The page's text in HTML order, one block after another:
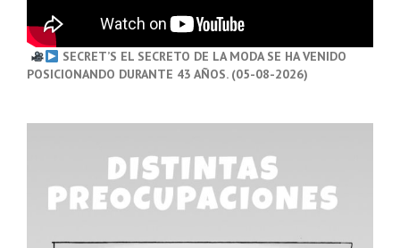
SECRET’S EL SECRETO DE LA MODA SE HA VENIDO
POSICIONANDO DURANTE 43 AÑOS. (05-08-2026)